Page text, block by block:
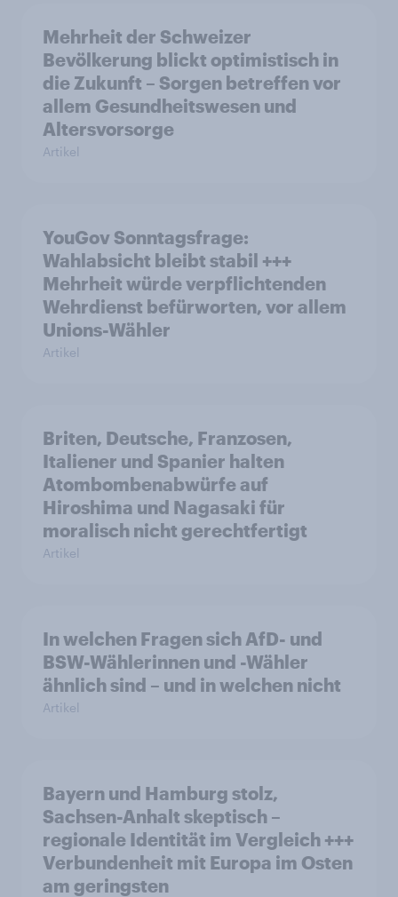
Mehrheit der Schweizer
Bevölkerung blickt optimistisch in
die Zukunft – Sorgen betreffen vor
allem Gesundheitswesen und
Altersvorsorge
Artikel
YouGov Sonntagsfrage:
Wahlabsicht bleibt stabil +++
Mehrheit würde verpflichtenden
Wehrdienst befürworten, vor allem
Unions-Wähler
Artikel
Briten, Deutsche, Franzosen,
Italiener und Spanier halten
Atombombenabwürfe auf
Hiroshima und Nagasaki für
moralisch nicht gerechtfertigt
Artikel
In welchen Fragen sich AfD- und
BSW-Wählerinnen und -Wähler
ähnlich sind – und in welchen nicht
Artikel
Bayern und Hamburg stolz,
Sachsen-Anhalt skeptisch –
regionale Identität im Vergleich +++
Verbundenheit mit Europa im Osten
am geringsten